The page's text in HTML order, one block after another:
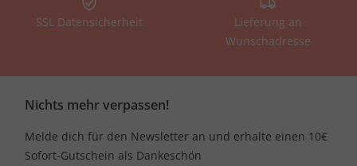
SSL Datensicherheit
Lieferung an
Wunschadresse
Nichts mehr verpassen!
Melde dich für den Newsletter an und erhalte einen 10€
Sofort-Gutschein als Dankeschön